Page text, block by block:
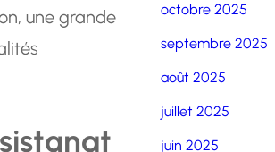
une grande
octobre 2025
septembre 2025
août 2025
juillet 2025
juin 2025